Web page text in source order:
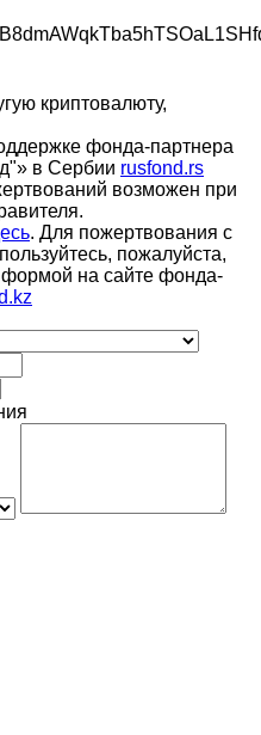
криптовалюту,
фонда-партнера
в Сербии rusfond.rs
возможен при
. Для пожертвования с
пожалуйста,
на сайте фонда-